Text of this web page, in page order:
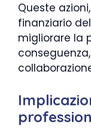
Queste
finanziario
migliorare la